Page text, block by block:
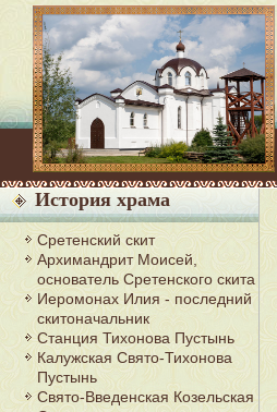
История храма
Сретенский скит
Архимандрит Моисей,
основатель Сретенского скита
Иеромонах Илия - последний
скитоначальник
Станция Тихонова Пустынь
Калужская Свято-Тихонова
Пустынь
Свято-Введенская Козельская